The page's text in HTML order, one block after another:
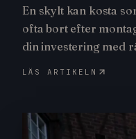
En skylt kan kosta
ofta bort efter
din investering med
LÄS ARTIKELN